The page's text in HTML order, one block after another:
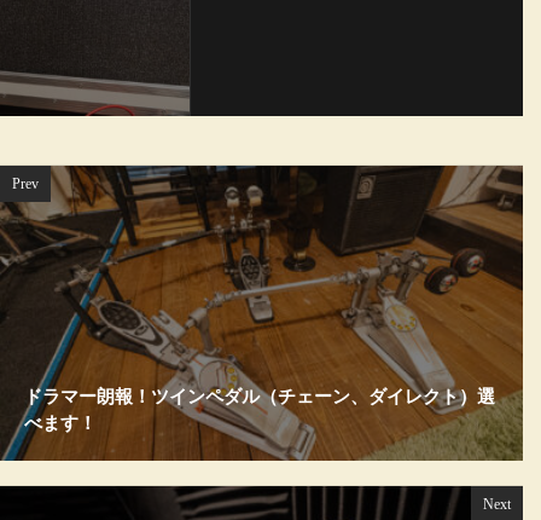
Prev
ドラマー朗報！ツインペダル（チェーン、ダイレクト）選
べます！
Next